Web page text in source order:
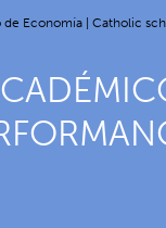
Economía | Catholic